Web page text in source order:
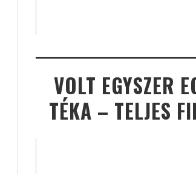
VOLT EGYSZER
TÉKA – TELJES